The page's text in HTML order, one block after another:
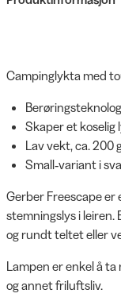
Campinglykta med
Skaper et koselig
Lav vekt, ca. 200
Small‑variant i
Gerber Freescape er
stemningslys i leiren.
og rundt teltet eller
Lampen er enkel å
og annet friluftsliv.